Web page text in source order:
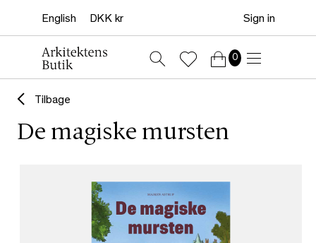
Sign in
0
Tilbage
De magiske mursten